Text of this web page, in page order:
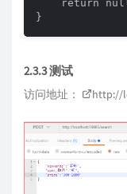
return
}
2.3.3 测试
访问地址： http://